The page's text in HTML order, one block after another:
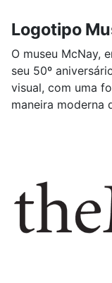
Logotipo
O museu McNay,
seu 50º
visual, com uma
maneira moderna